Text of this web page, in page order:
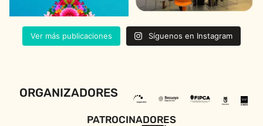
Ver más publicaciones Síguenos en Instagram
ORGANIZADORES
PATROCINADORES